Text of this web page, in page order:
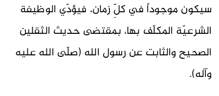
سيكون موجوداً في كلِّ زمان، فيؤدّي الوظيفة
الشرعيّة المكلّف بها، بمقتضى حديث الثقلين
الصحيح والثابت عن رسول الله (صلّى الله عليه
وآله).